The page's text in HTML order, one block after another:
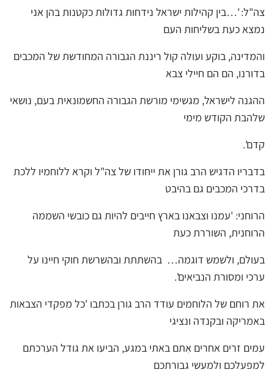
צה"ל: '…בין קהילות ישראל נידחות גדולות כקטנות בהן אני
נמצא כעת בשליחות העם
והמדינה, בוקע ועולה קול ריננת הגבורה המחודשת של המכבים
בדורנו, הם הם חיילי צבא
ההגנה לישראל, מגשימי מורשת הגבורה החשמונאית בעם, נושאי
שלהבת הקודש מימי
קדם'.
בדבריו הדגיש הרב גורן את ייחודו של צה"ל וקרא ללוחמיו ללכת
בדרכי המכבים גם בהיבט
הרוחני: 'עמנו וצבאנו בארץ חייבים להיות גם כובשי השממה
הרוחנית, השוררת כעת
בעולם, ולשמש דוגמה… בהשתתת ובהשרשת חוקי חיינו על
ערכי ומסורת הנביאים'.
את רוחם של הלוחמים עודד הרב גורן בכתבו 'כל מפקדי הצבאות
באמריקה ובקנדה ונציגי
עמים זרים אחרים אִתם באתי במגע, הביעו את גודל הערכתם
למפעלכם ולמעשי גבורתכם